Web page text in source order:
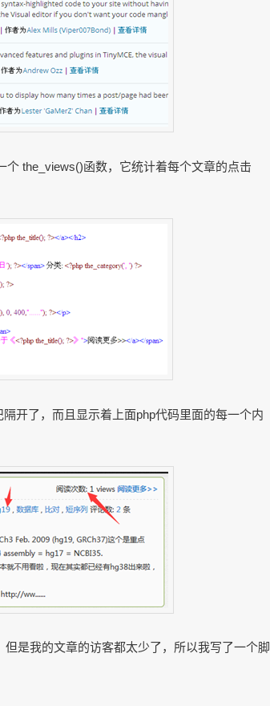
the_views()函数，它统计着每个文章的点击
开了，而且显示着上面php代码里面的每一个内
是我的文章的访客都太少了，所以我写了一个脚